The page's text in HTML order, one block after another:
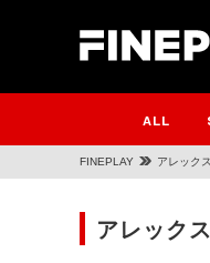
ALL
FINEPLAY アレック
アレック